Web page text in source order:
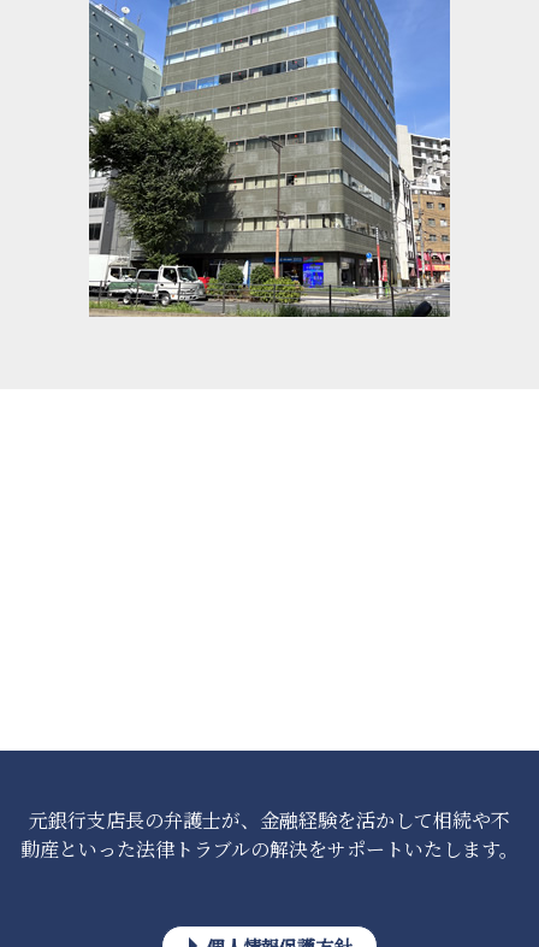
元銀行支店長の弁護士が、金融経験を活かして相続や不
動産といった法律トラブルの解決をサポートいたします。